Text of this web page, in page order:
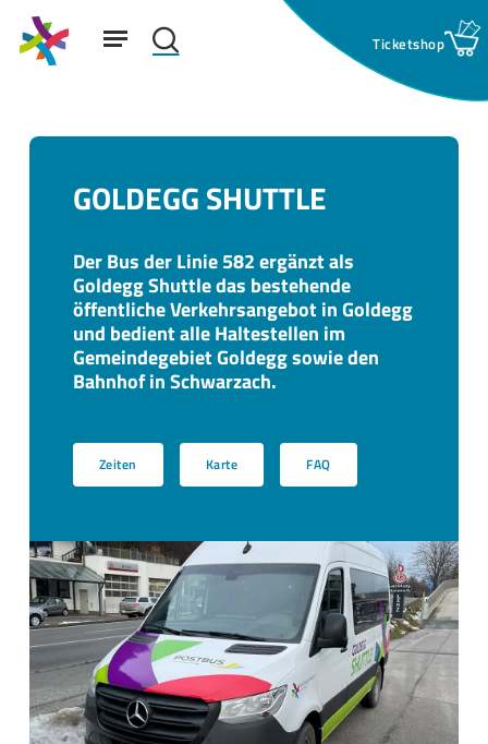
Skip
mainSuchfeld: search
Menu
GOLDEGG SHUTTLE
Der Bus der Linie 582 ergänzt als
Goldegg Shuttle das bestehende
öffentliche Verkehrsangebot in Goldegg
und bedient alle Haltestellen im
Gemeindegebiet Goldegg sowie den
Bahnhof in Schwarzach.
Zeiten Karte FAQ